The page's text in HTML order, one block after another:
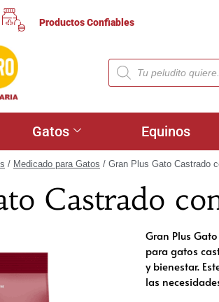
Productos Confiables
Gatos Equinos
/ Medicado para Gatos / Gran Plus Gato Castrado
Castrado
Gran Plus
para gatos
y bienestar.
las